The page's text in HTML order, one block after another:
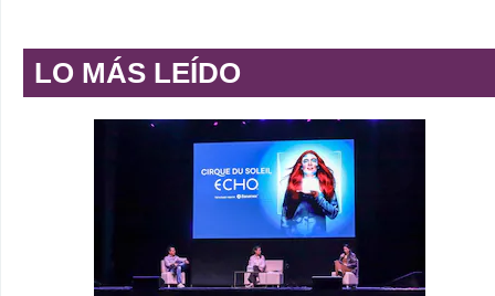
LO MÁS LEÍDO